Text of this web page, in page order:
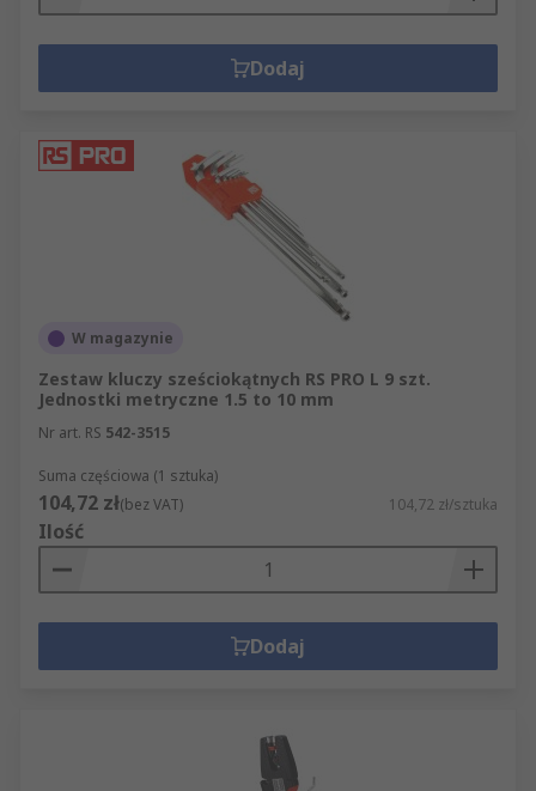
Dodaj
W magazynie
Zestaw kluczy sześciokątnych RS PRO L 9 szt.
Jednostki metryczne 1.5 to 10 mm
Nr art. RS 542-3515
Suma częściowa (1 sztuka)
104,72 zł(bez VAT) 104,72 zł/sztuka
Ilość
Dodaj